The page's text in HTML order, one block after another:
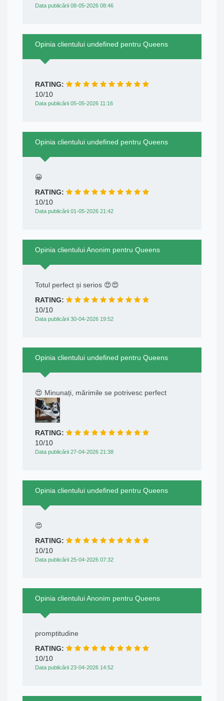
Data publicării 08-05-2026 08:46
Opinia clientului undefined pentru Queens
RATING:
10/10
Data publicării 05-05-2026 11:16
Opinia clientului undefined pentru Queens
😀
RATING:
10/10
Data publicării 01-05-2026 21:42
Opinia clientului Anonim pentru Queens
Totul perfect și serios 😍😍
RATING:
10/10
Data publicării 30-04-2026 19:52
Opinia clientului undefined pentru Queens
😍 Minunați, mărimile se potrivesc perfect
RATING:
10/10
Data publicării 27-04-2026 21:38
Opinia clientului undefined pentru Queens
😍
RATING:
10/10
Data publicării 25-04-2026 07:32
Opinia clientului Anonim pentru Queens
promptitudine
RATING:
10/10
Data publicării 23-04-2026 14:52